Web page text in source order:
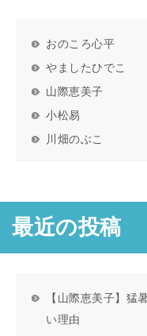
おのころ心平
やましたひでこ
山際恵美子
小松易
川畑のぶこ
最近の投稿
【山際恵美子】猛
い理由